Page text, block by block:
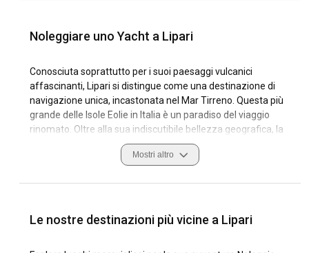
Noleggiare uno Yacht a Lipari
Conosciuta soprattutto per i suoi paesaggi vulcanici
affascinanti, Lipari si distingue come una destinazione di
navigazione unica, incastonata nel Mar Tirreno. Questa più
grande delle Isole Eolie in Italia è un paradiso del viaggio
rinomato. Oltre alla sua indiscutibile bellezza geografica, la
sua ricchezza culturale, con siti archeologici affascinanti e
un'architettura eterea tradizionale, aggiunge al suo fascino
acque di un blu vibrante, ma anche ancorare in pittoreschi
porti turistici, incastonati tra scogliere accidentate e
Mostri altro
Le nostre destinazioni più vicine a Lipari